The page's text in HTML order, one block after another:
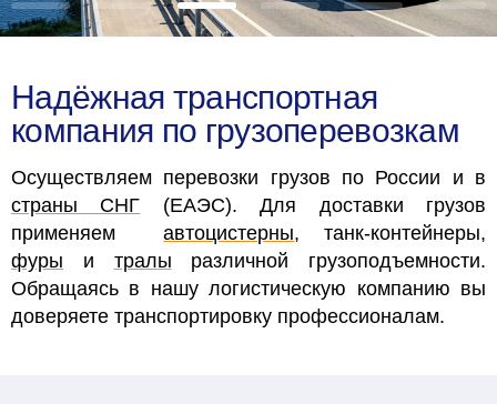
Надёжная транспортная
компания по грузоперевозкам
Осуществляем перевозки грузов по России и в
страны СНГ (ЕАЭС). Для доставки грузов
применяемавтоцистерны, танк-контейнеры,
фуры и тралы различной грузоподъемности.
Обращаясь в нашу логистическую компанию вы
доверяете транспортировку профессионалам.